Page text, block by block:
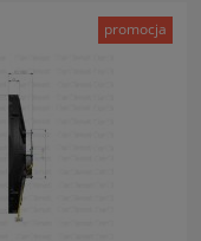
promocja